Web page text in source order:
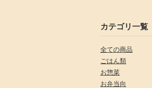
カテゴリ一覧
全ての商品
ごはん類
お惣菜
お弁当向